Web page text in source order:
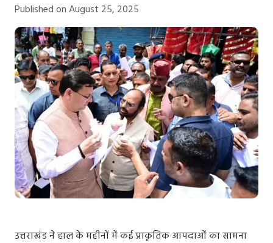
Published on August 25, 2025
उत्तराखंड ने हाल के महीनों में कई प्राकृतिक आपदाओं का सामना